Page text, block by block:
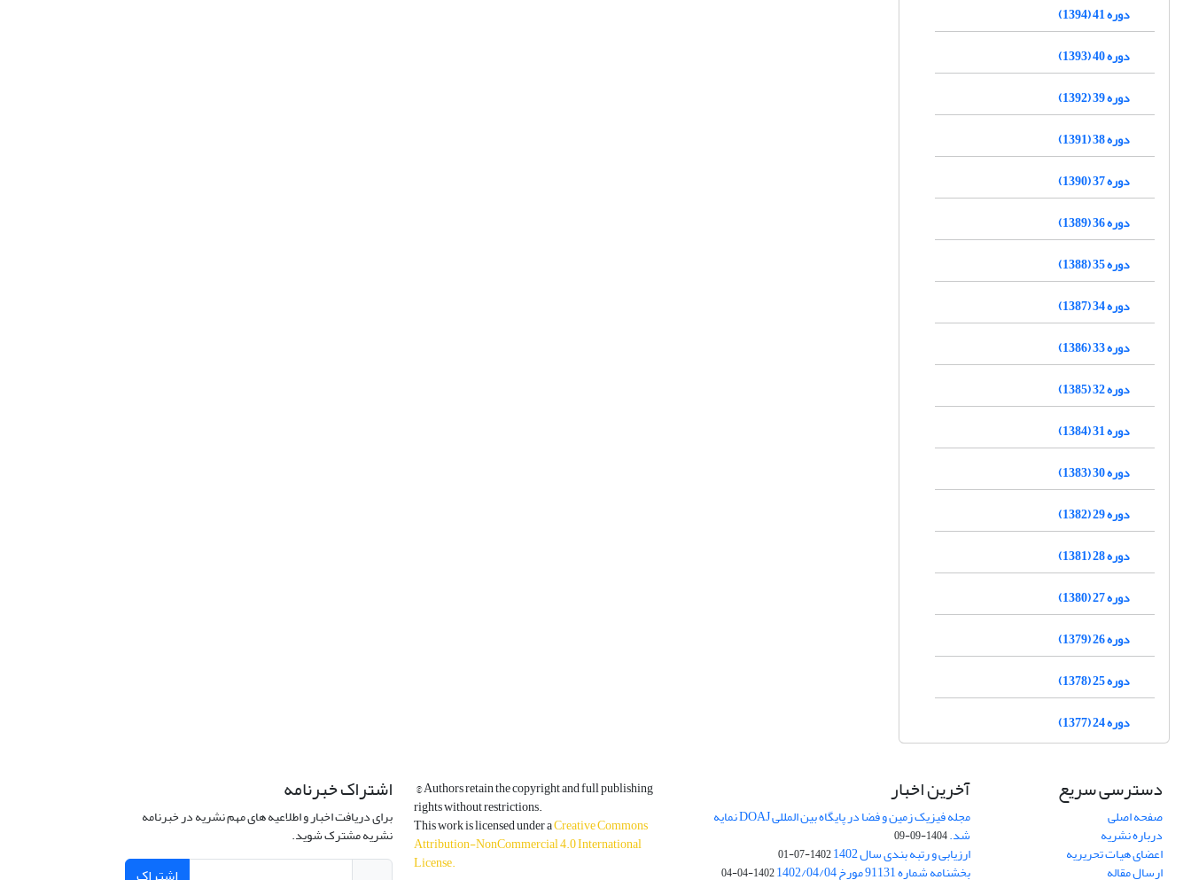
دوره 41 (1394)
دوره 40 (1393)
دوره 39 (1392)
دوره 38 (1391)
دوره 37 (1390)
دوره 36 (1389)
دوره 35 (1388)
دوره 34 (1387)
دوره 33 (1386)
دوره 32 (1385)
دوره 31 (1384)
دوره 30 (1383)
دوره 29 (1382)
دوره 28 (1381)
دوره 27 (1380)
دوره 26 (1379)
دوره 25 (1378)
دوره 24 (1377)
دسترسی سریع
صفحه اصلی
درباره نشریه
اعضای هیات تحریریه
ارسال مقاله
آخرین اخبار
مجله فیزیک زمین و فضا در پایگاه بین المللی DOAJ نمایه
شد.1404-09-09
ارزیابی و رتبه بندی سال 1402 1402-07-01
بخشنامه شماره 91131 مورخ 1402/04/04 1402-04-04
© Authors retain the copyright and full publishing
rights without restrictions.
This work is licensed under aCreative Commons
Attribution-NonCommercial 4.0 International
License.
اشتراک خبرنامه
برای دریافت اخبار و اطلاعیه های مهم نشریه در خبرنامه
نشریه مشترک شوید.